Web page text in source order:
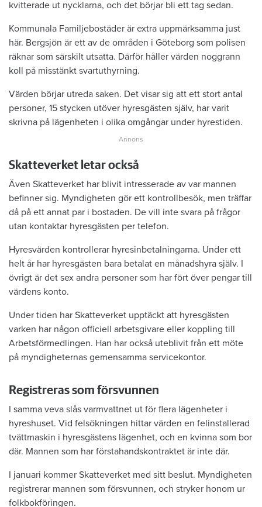
kvitterade ut nycklarna, och det börjar bli ett tag sedan.
Kommunala Familjebostäder är extra uppmärksamma just
här. Bergsjön är ett av de områden i Göteborg som polisen
räknar som särskilt utsatta. Därför håller värden noggrann
koll på misstänkt svartuthyrning.
Värden börjar utreda saken. Det visar sig att ett stort antal
personer, 15 stycken utöver hyresgästen själv, har varit
skrivna på lägenheten i olika omgångar under hyrestiden.
Skatteverket letar också
Även Skatteverket har blivit intresserade av var mannen
befinner sig. Myndigheten gör ett kontrollbesök, men träffar
då på ett annat par i bostaden. De vill inte svara på frågor
utan kontaktar hyresgästen per telefon.
Hyresvärden kontrollerar hyresinbetalningarna. Under ett
helt år har hyresgästen bara betalat en månadshyra själv. I
övrigt är det sex andra personer som har fört över pengar till
värdens konto.
Under tiden har Skatteverket upptäckt att hyresgästen
varken har någon officiell arbetsgivare eller koppling till
Arbetsförmedlingen. Han har också uteblivit från ett möte
på myndigheternas gemensamma servicekontor.
Registreras som försvunnen
I samma veva slås varmvattnet ut för flera lägenheter i
hyreshuset. Vid felsökningen hittar värden en felinstallerad
tvättmaskin i hyresgästens lägenhet, och en kvinna som bor
där. Mannen som har förstahandskontraktet är inte där.
I januari kommer Skatteverket med sitt beslut. Myndigheten
registrerar mannen som försvunnen, och stryker honom ur
folkbokföringen.